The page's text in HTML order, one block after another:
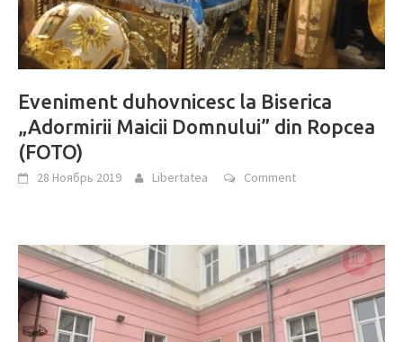
Eveniment duhovnicesc la Biserica
„Adormirii Maicii Domnului” din Ropcea
(FOTO)
28 Ноябрь 2019 Libertatea Comment